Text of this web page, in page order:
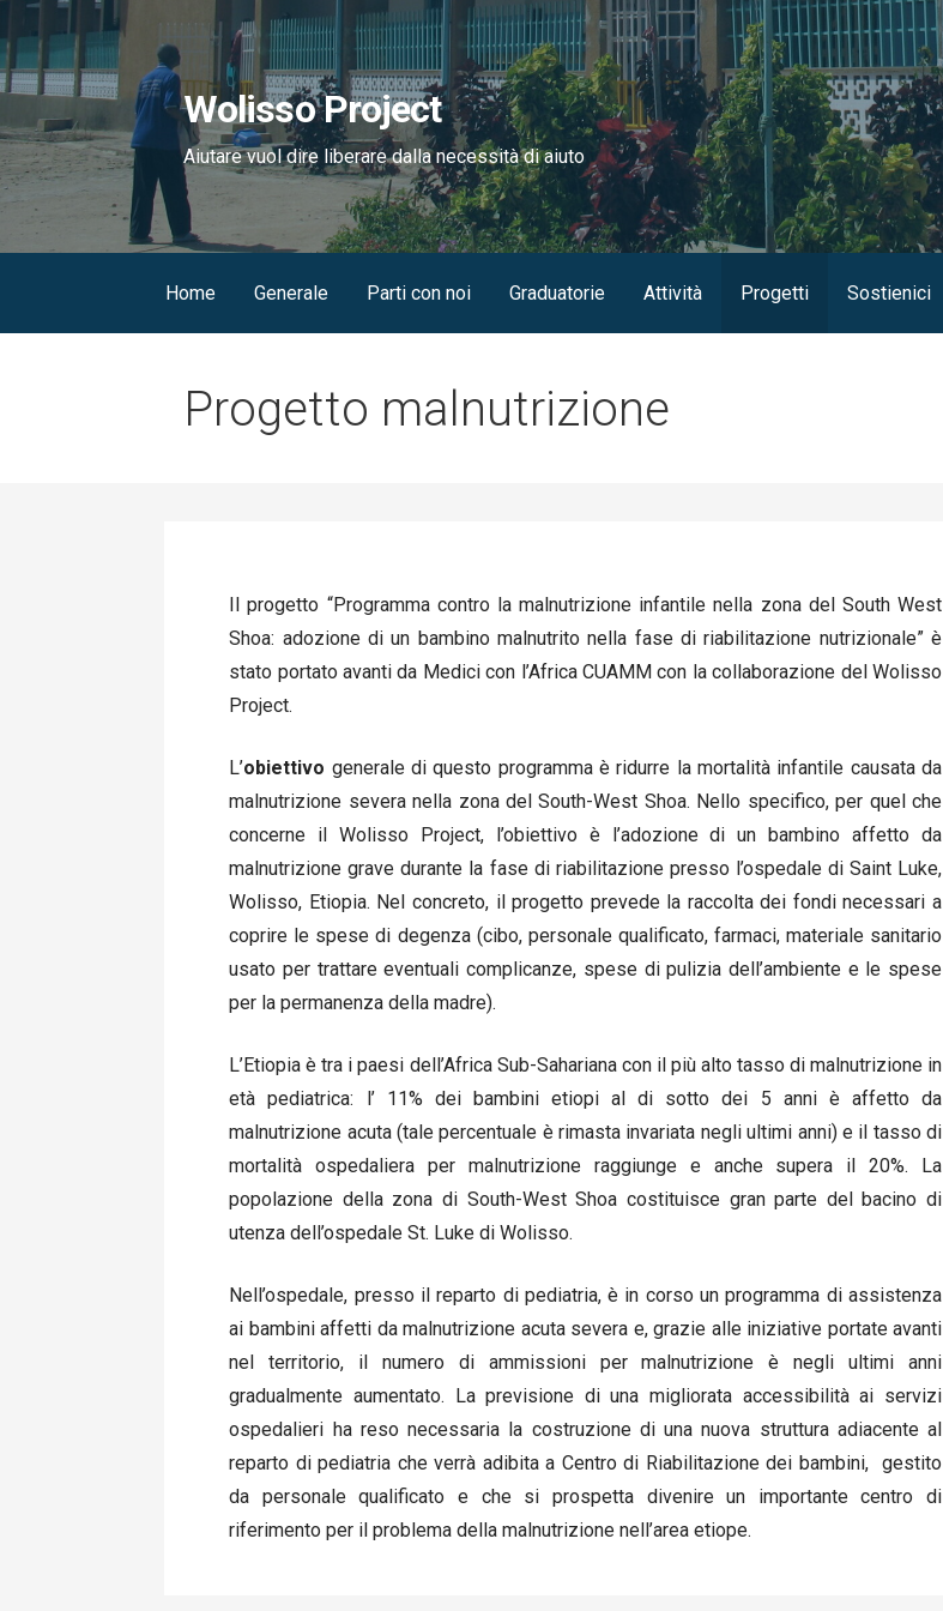
Passa
al
contenuto
Wolisso Project
Aiutare vuol dire liberare dalla necessità di aiuto
Home Generale Parti con noi Graduatorie Attività Progetti Sostienici
Progetto malnutrizione
Il progetto “Programma contro la malnutrizione infantile nella zona del South West
Shoa: adozione di un bambino malnutrito nella fase di riabilitazione nutrizionale” è
stato portato avanti da Medici con l’Africa CUAMM con la collaborazione del Wolisso
Project.
L’obiettivo generale di questo programma è ridurre la mortalità infantile causata da
malnutrizione severa nella zona del South-West Shoa. Nello specifico, per quel che
concerne il Wolisso Project, l’obiettivo è l’adozione di un bambino affetto da
malnutrizione grave durante la fase di riabilitazione presso l’ospedale di Saint Luke,
Wolisso, Etiopia. Nel concreto, il progetto prevede la raccolta dei fondi necessari a
coprire le spese di degenza (cibo, personale qualificato, farmaci, materiale sanitario
usato per trattare eventuali complicanze, spese di pulizia dell’ambiente e le spese
per la permanenza della madre).
L’Etiopia è tra i paesi dell’Africa Sub-Sahariana con il più alto tasso di malnutrizione in
età pediatrica: l’ 11% dei bambini etiopi al di sotto dei 5 anni è affetto da
malnutrizione acuta (tale percentuale è rimasta invariata negli ultimi anni) e il tasso di
mortalità ospedaliera per malnutrizione raggiunge e anche supera il 20%. La
popolazione della zona di South-West Shoa costituisce gran parte del bacino di
utenza dell’ospedale St. Luke di Wolisso.
Nell’ospedale, presso il reparto di pediatria, è in corso un programma di assistenza
ai bambini affetti da malnutrizione acuta severa e, grazie alle iniziative portate avanti
nel territorio, il numero di ammissioni per malnutrizione è negli ultimi anni
gradualmente aumentato. La previsione di una migliorata accessibilità ai servizi
ospedalieri ha reso necessaria la costruzione di una nuova struttura adiacente al
reparto di pediatria che verrà adibita a Centro di Riabilitazione dei bambini, gestito
da personale qualificato e che si prospetta divenire un importante centro di
riferimento per il problema della malnutrizione nell’area etiope.